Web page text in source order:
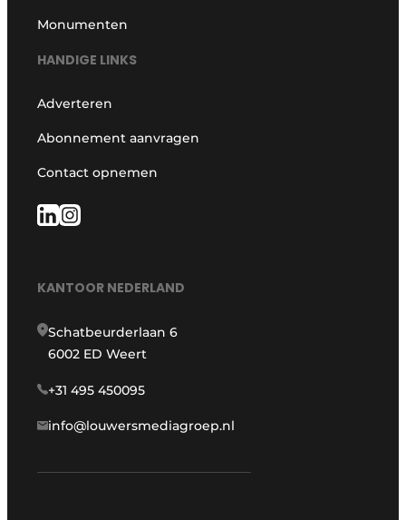
Monumenten
HANDIGE LINKS
Adverteren
Abonnement aanvragen
Contact opnemen
KANTOOR NEDERLAND
Schatbeurderlaan 6
6002 ED Weert
+31 495 450095
info@louwersmediagroep.nl